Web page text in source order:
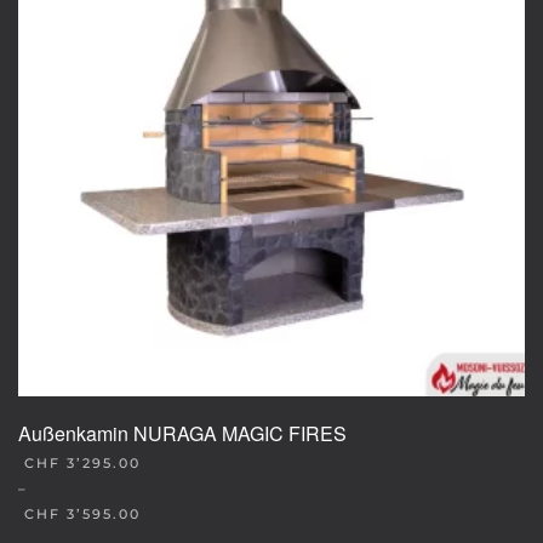
Außenkamin NURAGA MAGIC FIRES
CHF 3’295.00
–
CHF 3’595.00